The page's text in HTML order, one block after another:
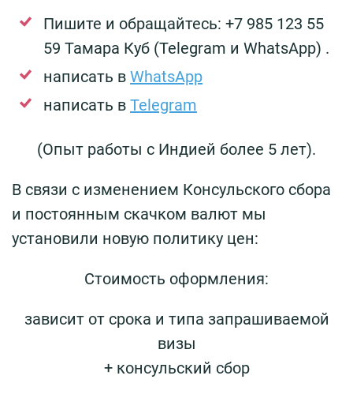
Пишите и обращайтесь: +7 985 123 55
59 Тамара Куб (Telegram и WhatsApp) .
написать в WhatsApp
написать в Telegram
(Опыт работы с Индией более 5 лет).
В связи с изменением Консульского сбора
и постоянным скачком валют мы
установили новую политику цен:
Стоимость оформления:
зависит от срока и типа запрашиваемой
визы
+ консульский сбор